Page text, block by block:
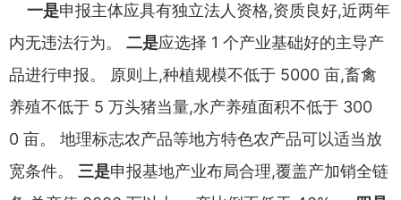
一是申报主体应具有独立法人资格,资质良好,近两年
内无违法行为。 二是应选择 1 个产业基础好的主导产
品进行申报。 原则 上,种植规模不低于 5000 亩,畜禽
养殖不低于 5 万头猪当量,水产养殖面积不低于 300
0 亩。 地理标志农产品等地方特色农产品可以适当放
宽条件。 三是申报基地产业布局合理,覆盖产加销全链